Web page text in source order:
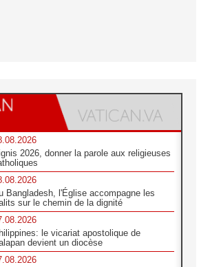
2026, donner la parole aux religieuses
Bangladesh, l'Église accompagne les
sur le chemin de la dignité
le vicariat apostolique de
devient un diocèse